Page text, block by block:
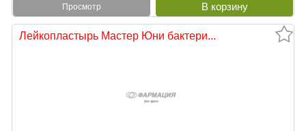
Просмотр
Лейкопластырь Мастер Юни бактери...